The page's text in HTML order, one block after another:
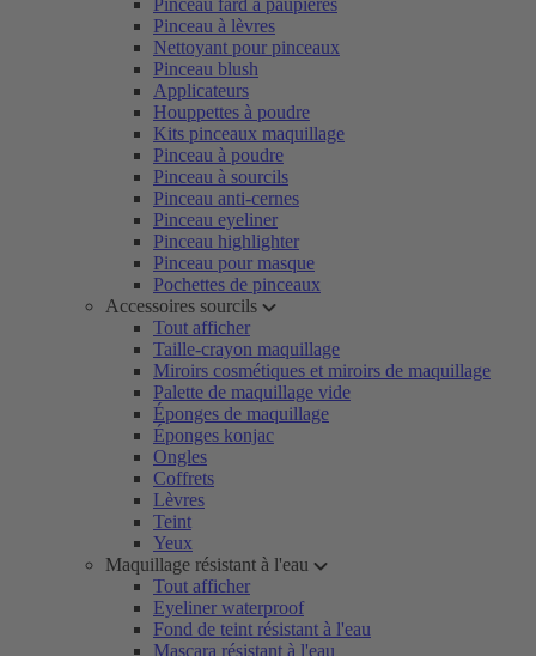
Pinceau fard à paupières
Pinceau à lèvres
Nettoyant pour pinceaux
Pinceau blush
Applicateurs
Houppettes à poudre
Kits pinceaux maquillage
Pinceau à poudre
Pinceau à sourcils
Pinceau anti-cernes
Pinceau eyeliner
Pinceau highlighter
Pinceau pour masque
Pochettes de pinceaux
Accessoires sourcils
Tout afficher
Taille-crayon maquillage
Miroirs cosmétiques et miroirs de maquillage
Palette de maquillage vide
Éponges de maquillage
Éponges konjac
Ongles
Coffrets
Lèvres
Teint
Yeux
Maquillage résistant à l'eau
Tout afficher
Eyeliner waterproof
Fond de teint résistant à l'eau
Mascara résistant à l'eau